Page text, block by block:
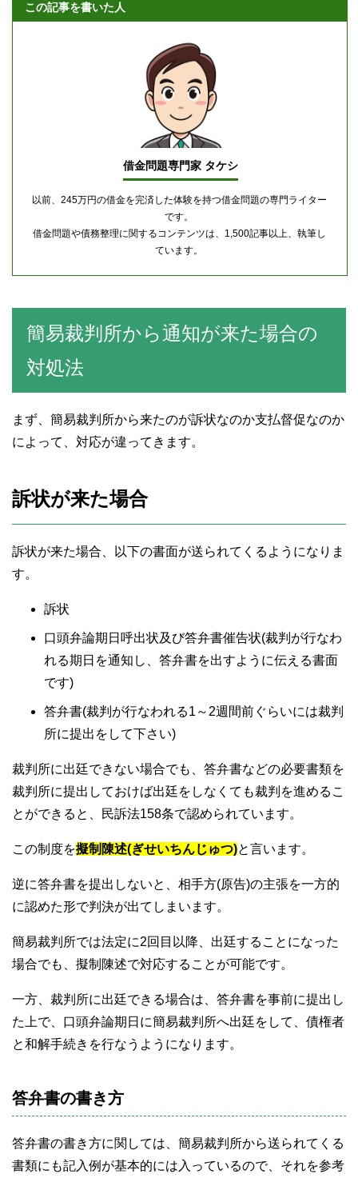
この記事を書いた人
借金問題専門家 タケシ
以前、245万円の借金を完済した体験を持つ借金問題の専門ライター
です。
借金問題や債務整理に関するコンテンツは、1,500記事以上、執筆し
ています。
簡易裁判所から通知が来た場合の
対処法
まず、簡易裁判所から来たのが訴状なのか支払督促なのか
によって、対応が違ってきます。
訴状が来た場合
訴状が来た場合、以下の書面が送られてくるようになりま
す。
訴状
口頭弁論期日呼出状及び答弁書催告状(裁判が行なわ
れる期日を通知し、答弁書を出すように伝える書面
です)
答弁書(裁判が行なわれる1～2週間前ぐらいには裁判
所に提出をして下さい)
裁判所に出廷できない場合でも、答弁書などの必要書類を
裁判所に提出しておけば出廷をしなくても裁判を進めるこ
とができると、民訴法158条で認められています。
この制度を擬制陳述(ぎせいちんじゅつ)と言います。
逆に答弁書を提出しないと、相手方(原告)の主張を一方的
に認めた形で判決が出てしまいます。
簡易裁判所では法定に2回目以降、出廷することになった
場合でも、擬制陳述で対応することが可能です。
一方、裁判所に出廷できる場合は、答弁書を事前に提出し
た上で、口頭弁論期日に簡易裁判所へ出廷をして、債権者
と和解手続きを行なうようになります。
答弁書の書き方
答弁書の書き方に関しては、簡易裁判所から送られてくる
書類にも記入例が基本的には入っているので、それを参考